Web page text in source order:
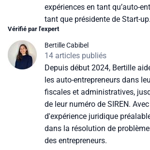
expériences en tant qu’auto-
tant que présidente de Start-up.
Vérifié par l'expert
Bertille Cabibel
14 articles publiés
Depuis début 2024, Bertille
les auto-entrepreneurs dans
fiscales et administratives,
de leur numéro de SIREN.
d'expérience juridique
dans la résolution de
des entrepreneurs.